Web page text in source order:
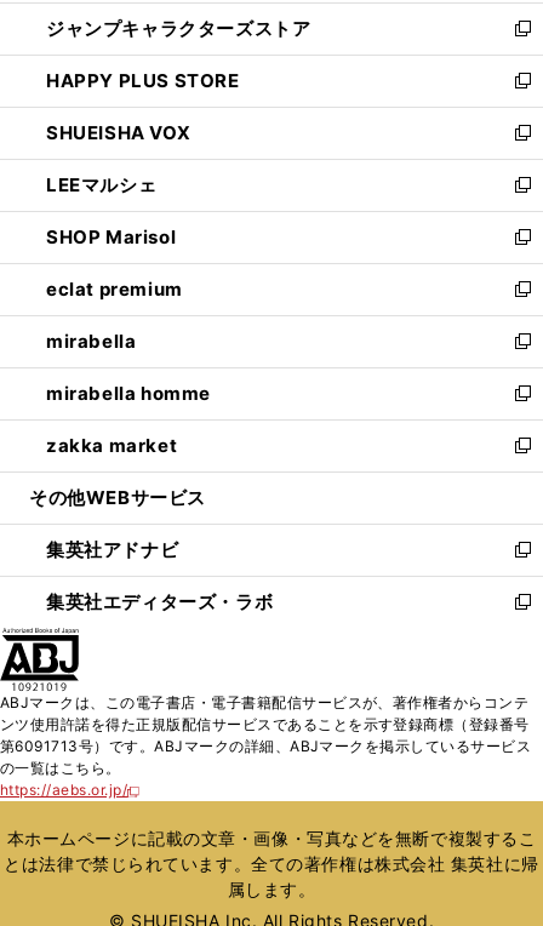
く
ウ
ィ
ン
ド
ウ
で
開
く
し
い
ウ
ィ
ン
ド
ウ
で
開
く
ジャンプキャラクターズストア
新
し
い
ウ
ィ
ン
ド
ウ
で
開
く
HAPPY PLUS STORE
新
し
い
ウ
ィ
ン
ド
ウ
で
開
く
SHUEISHA VOX
新
し
い
ウ
ィ
ン
ド
ウ
で
開
く
LEEマルシェ
新
し
い
ウ
ィ
ン
ド
ウ
で
開
く
SHOP Marisol
新
し
い
ウ
ィ
ン
ド
ウ
で
開
eclat premium
新
し
い
ウ
ィ
ン
ド
ウ
開
く
mirabella
新
し
い
ウ
ィ
ン
ウ
で
開
く
mirabella homme
新
し
い
ウ
ン
ド
ウ
で
zakka market
新
し
ウ
ィ
ン
ド
く
その他WEBサービス
集英社アドナビ
新
し
い
ド
ウ
で
集英社エディターズ・ラボ
新
ィ
ン
ド
開
く
ABJマークは、この電子書店・電子書籍配信サービスが、著作権者からコンテ
ンツ使用許諾を得た正規版配信サービスであることを示す登録商標（登録番号
第6091713号）です。ABJマークの詳細、ABJマークを掲示しているサービス
の一覧はこちら。
https://aebs.or.jp/
新
い
ウ
ィ
本ホームページに記載の文章・画像・写真などを無断で複製するこ
とは法律で禁じられています。全ての著作権は株式会社 集英社に帰
属します。
© SHUEISHA Inc. All Rights Reserved.